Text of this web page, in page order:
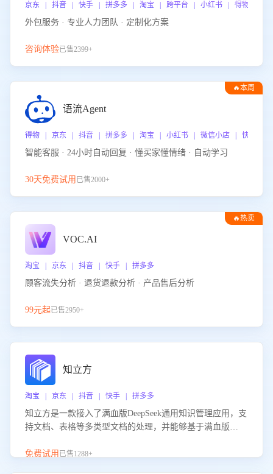
京东 | 抖音 | 快手 | 拼多多 | 淘宝 | 跨平台 | 小红书 | 得物 | 企
外包服务 · 专业人力团队 · 定制化方案
咨询体验已售2399+
🔥本周
语流Agent
得物 | 京东 | 抖音 | 拼多多 | 淘宝 | 小红书 | 微信小店 | 快手 |
智能客服 · 24小时自动回复 · 懂买家懂情绪 · 自动学习
30天免费试用 已售2000+
🔥热卖
VOC.AI
淘宝 | 京东 | 抖音 | 快手 | 拼多多
顾客流失分析 · 退货退款分析 · 产品售后分析
99元起已售2950+
知立方
淘宝 | 京东 | 抖音 | 快手 | 拼多多
知立方是一款接入了满血版DeepSeek通用知识管理应用，支
持文档、表格等多类型文档的处理，并能够基于满血版
识支持，帮助用户高效管理和利用知识资源。通过该产品，
免费试用 已售1288+